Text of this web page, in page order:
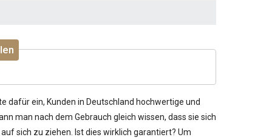
dafür ein, Kunden in Deutschland hochwertige und
man nach dem Gebrauch gleich wissen, dass sie sich
sich zu ziehen. Ist dies wirklich garantiert? Um